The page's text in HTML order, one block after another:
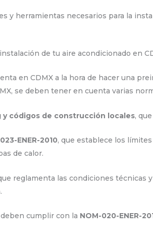
y herramientas necesarios para la
de tu aire acondicionado en
en CDMX a la hora de hacer una
se deben tener en cuenta varias
y códigos de construcción locales,
ENER-2010, que establece los
de calor.
reglamenta las condiciones técnicas
cumplir con la NOM-020-ENER-